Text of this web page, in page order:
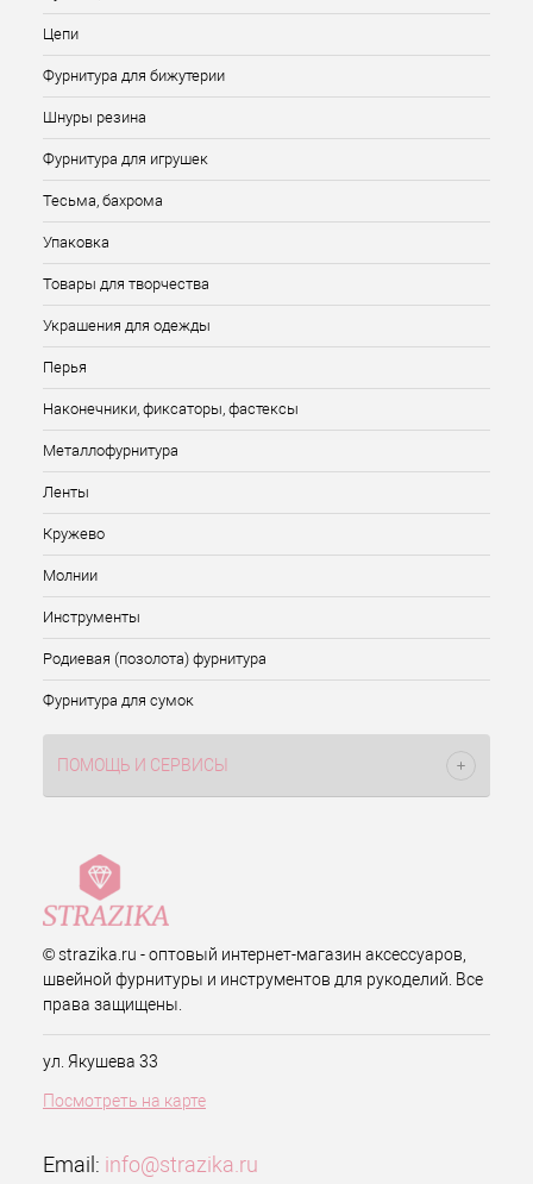
Цепи
Фурнитура для бижутерии
Шнуры резина
Фурнитура для игрушек
Тесьма, бахрома
Упаковка
Товары для творчества
Украшения для одежды
Перья
Наконечники, фиксаторы, фастексы
Металлофурнитура
Ленты
Кружево
Молнии
Инструменты
Родиевая (позолота) фурнитура
Фурнитура для сумок
ПОМОЩЬ И СЕРВИСЫ
© strazika.ru - оптовый интернет-магазин аксессуаров,
швейной фурнитуры и инструментов для рукоделий. Все
права защищены.
ул. Якушева 33
Посмотреть на карте
Email: info@strazika.ru